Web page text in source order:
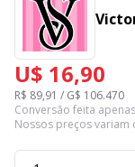
U$ 16,90
R$ 89,91 / G$ 106.470
Conversão feita
Nossos preços